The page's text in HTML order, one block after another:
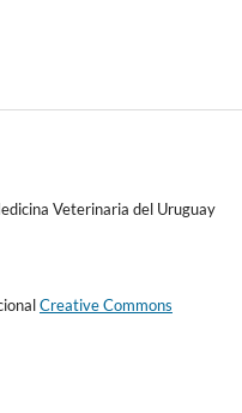
Veterinaria del Uruguay
Creative Commons